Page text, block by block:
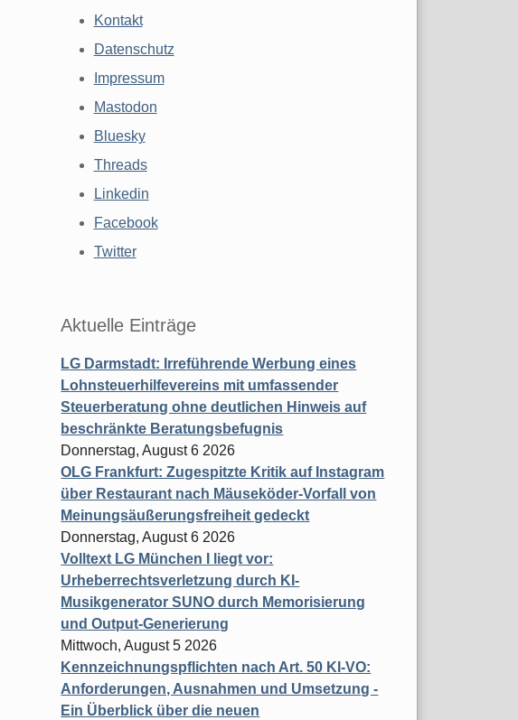
Kontakt
Datenschutz
Impressum
Mastodon
Bluesky
Threads
Linkedin
Facebook
Twitter
Aktuelle Einträge
LG Darmstadt: Irreführende Werbung eines
Lohnsteuerhilfevereins mit umfassender
Steuerberatung ohne deutlichen Hinweis auf
beschränkte Beratungsbefugnis
Donnerstag, August 6 2026
OLG Frankfurt: Zugespitzte Kritik auf Instagram
über Restaurant nach Mäuseköder-Vorfall von
Meinungsäußerungsfreiheit gedeckt
Donnerstag, August 6 2026
Volltext LG München I liegt vor:
Urheberrechtsverletzung durch KI-
Musikgenerator SUNO durch Memorisierung
und Output-Generierung
Mittwoch, August 5 2026
Kennzeichnungspflichten nach Art. 50 KI-VO:
Anforderungen, Ausnahmen und Umsetzung -
Ein Überblick über die neuen